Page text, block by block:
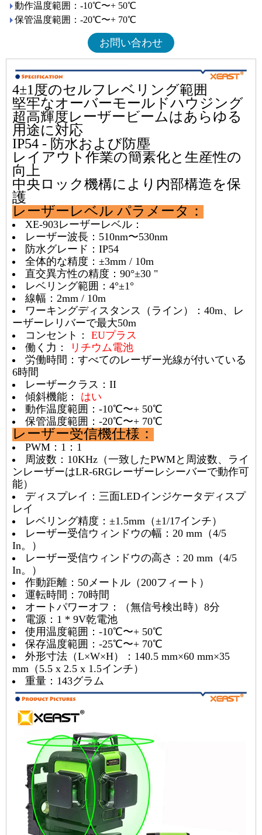
動作温度範囲：-10℃〜+ 50℃
保管温度範囲：-20℃〜+ 70℃
お問い合わせ
4±1度のセルフレベリング範囲
堅牢なオーバーモールドハウジング
超高輝度レーザービームはあらゆる
用途に対応
IP54 - 防水および防塵
レイアウト作業の簡素化と生産性の
向上
中央ロック機構により内部構造を保
護
レーザーレベル パラメータ：
XE-903レーザーレベル：
レーザー波長：510nm〜530nm
防水グレード：IP54
全体的な精度：±3mm / 10m
直交異方性の精度：90°±30 "
レベリング範囲：4°±1°
線幅：2mm / 10m
ワーキングディスタンス（ライン）：40m、レ
ーザーレリバーで最大50m
コンセント： EUプラス
働く力：
リチウム電池
労働時間：すべてのレーザー光線が付いている
6時間
レーザークラス：II
傾斜機能： はい
動作温度範囲：-10℃〜+ 50℃
保管温度範囲：-20℃〜+ 70℃
レーザー受信機仕様：
PWM：1：1
周波数：10KHz（一致したPWMと周波数、ライ
ンレーザーはLR-6RGレーザーレシーバーで動作可
能）
ディスプレイ：三面LEDインジケータディスプ
レイ
レベリング精度：±1.5mm（±1/17インチ）
レーザー受信ウィンドウの幅：20 mm（4/5
In。）
レーザー受信ウィンドウの高さ：20 mm（4/5
In。）
作動距離：50メートル（200フィート）
運転時間：70時間
オートパワーオフ：（無信号検出時）8分
電源：1 * 9V乾電池
使用温度範囲：-10℃〜+ 50℃
保存温度範囲：-25℃〜+ 70℃
外形寸法（L×W×H）：140.5 mm×60 mm×35
mm（5.5 x 2.5 x 1.5インチ）
重量：143グラム